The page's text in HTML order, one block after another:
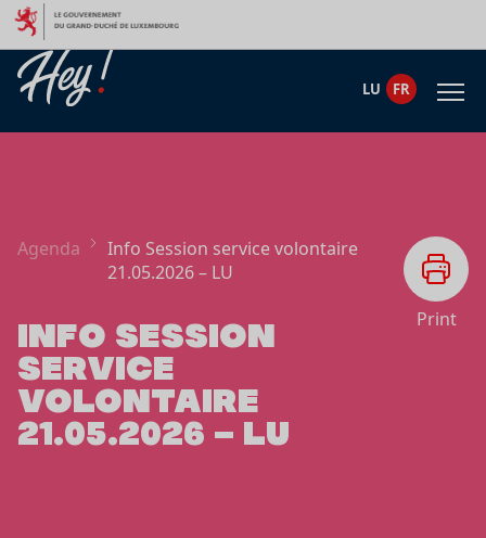
Aller au contenu
LU FR
Agenda
Info Session service volontaire
21.05.2026 – LU
INFO SESSION
SERVICE
VOLONTAIRE
21.05.2026 – LU
Print